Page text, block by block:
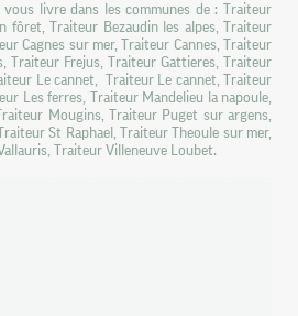
vous livre dans les communes de : Traiteur
fôret, Traiteur Bezaudin les alpes, Traiteur
Cagnes sur mer, Traiteur Cannes, Traiteur
Traiteur Frejus, Traiteur Gattieres, Traiteur
Le cannet, Traiteur Le cannet, Traiteur
Les ferres, Traiteur Mandelieu la napoule,
Mougins, Traiteur Puget sur argens,
St Raphael, Traiteur Theoule sur mer,
Traiteur Villeneuve Loubet.